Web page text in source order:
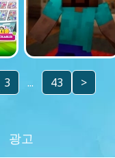
3 ... 43 >
광고